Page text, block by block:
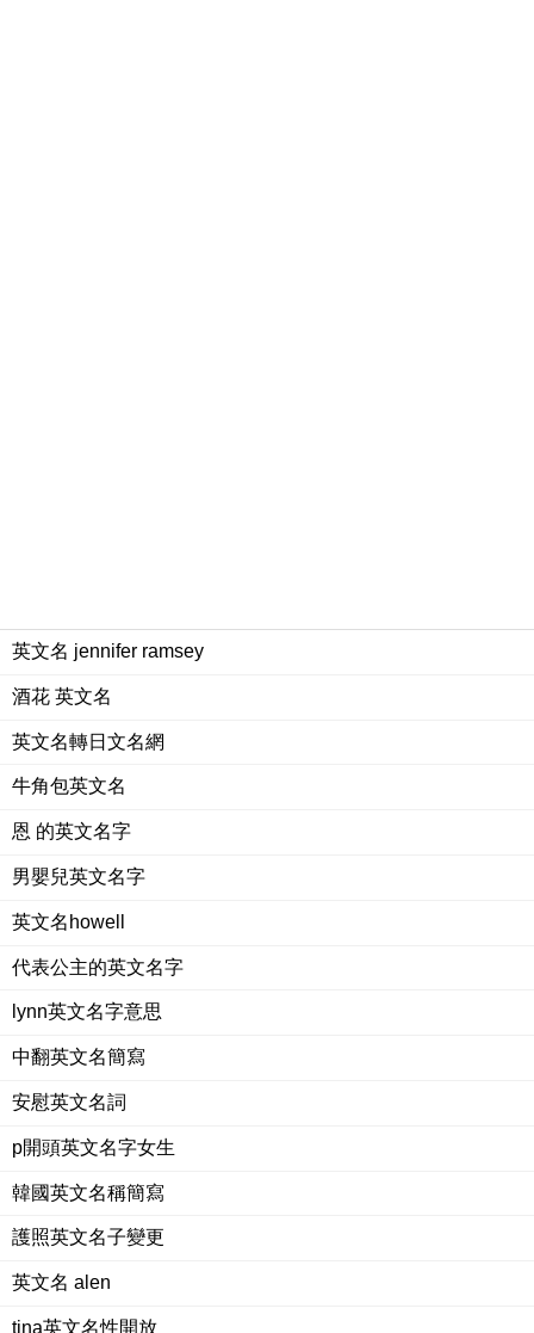
英文名 jennifer ramsey
酒花 英文名
英文名轉日文名網
牛角包英文名
恩 的英文名字
男嬰兒英文名字
英文名howell
代表公主的英文名字
lynn英文名字意思
中翻英文名簡寫
安慰英文名詞
p開頭英文名字女生
韓國英文名稱簡寫
護照英文名子變更
英文名 alen
tina英文名性開放